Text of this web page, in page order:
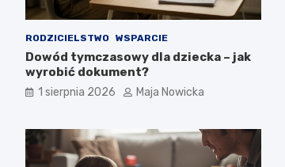
RODZICIELSTWO WSPARCIE
Dowód tymczasowy dla dziecka – jak
wyrobić dokument?
1 sierpnia 2026 Maja Nowicka